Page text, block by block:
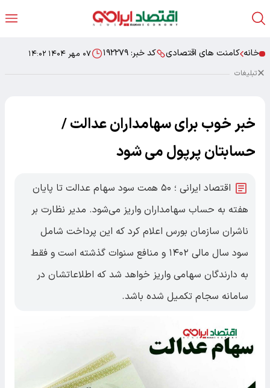
خانه کامنت های اقتصادی کد خبر: ۱۹۲۲۷۹ ۰۷ مهر ۱۴۰۴ ۱۴:۰۲
تبلیغات
خبر خوب برای سهامداران عدالت /
حسابتان پرپول می شود
اقتصاد ایرانی ؛ ۵۰ همت سود سهام عدالت تا پایان
هفته به حساب سهامداران واریز می‌شود. مدیر نظارت بر
ناشران سازمان بورس اعلام کرد که این پرداخت شامل
سود سال مالی ۱۴۰۲ و منافع سنوات گذشته است و فقط
به دارندگان سهامی واریز خواهد شد که اطلاعاتشان در
سامانه سجام تکمیل شده باشد.